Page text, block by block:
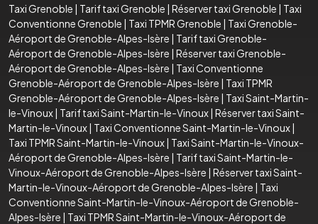
Taxi Grenoble | Tarif taxi Grenoble | Réserver taxi Grenoble | Taxi
Conventionne Grenoble | Taxi TPMR Grenoble | Taxi Grenoble-
Aéroport de Grenoble-Alpes-Isère | Tarif taxi Grenoble-
Aéroport de Grenoble-Alpes-Isère | Réserver taxi Grenoble-
Aéroport de Grenoble-Alpes-Isère | Taxi Conventionne
Grenoble-Aéroport de Grenoble-Alpes-Isère | Taxi TPMR
Grenoble-Aéroport de Grenoble-Alpes-Isère | Taxi Saint-Martin-
le-Vinoux| Tarif taxi Saint-Martin-le-Vinoux| Réserver taxi Saint-
Martin-le-Vinoux| Taxi Conventionne Saint-Martin-le-Vinoux|
Taxi TPMR Saint-Martin-le-Vinoux| Taxi Saint-Martin-le-Vinoux-
Aéroport de Grenoble-Alpes-Isère | Tarif taxi Saint-Martin-le-
Vinoux-Aéroport de Grenoble-Alpes-Isère | Réserver taxi Saint-
Martin-le-Vinoux-Aéroport de Grenoble-Alpes-Isère | Taxi
Conventionne Saint-Martin-le-Vinoux-Aéroport de Grenoble-
Alpes-Isère | Taxi TPMR Saint-Martin-le-Vinoux-Aéroport de